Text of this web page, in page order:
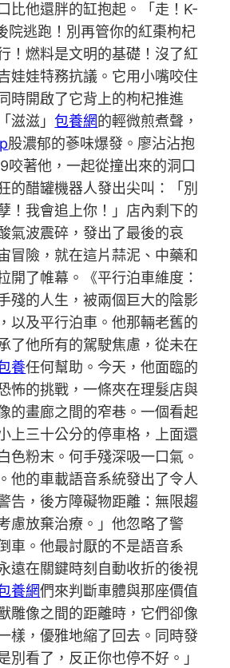
比他還胖的缸抱起。「走！K-
院逃跑！別再管你的紅棗枸杞
！燃料是文明的基礎！沒了紅
娃娃特務抗議。它用小嘴咬住
時開啟了它背上的枸杞推進
滋滋」包養網的輕微煎煮聲，
股濃郁的蔘味爆發。廖沾沾抱
咬著他，一起從撞出來的洞口
的醋罐機器人發出尖叫：「別
！我會追上你！」店內剩下的
氣波震碎，發出了最後的哀
冒險，就在這片蒜泥、中藥和
開了帷幕。《平行泊車維度：
殘的人生，被兩個巨大的陰影
以及平行泊車。他那輛老舊的
了他所有的駕駛焦慮，從未在
養任何幫助。今天，他面臨的
怖的挑戰，一條夾在理髮店與
的畫廊之間的窄巷。一個看起
上三十公分的停車格，上面還
色粉末。何手殘深吸一口氣。
他的車載語音系統發出了令人
告，後方障礙物距離：無限趨
慮放棄治療。」他忽略了警
車。他最討厭的不是語音系
遠在關鍵時刻自動收折的後視
養網們來判斷車體與那座價值
雕像之間的距離時，它們卻像
樣，優雅地縮了回去。同時發
別看了，反正你也停不好。」